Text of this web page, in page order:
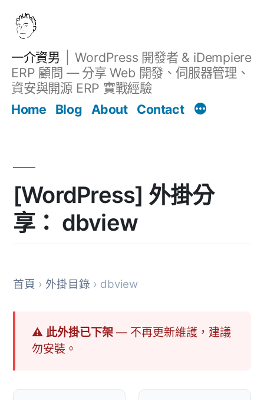
一介資男
WordPress 開發者 & iDempiere
ERP 顧問 — 分享 Web 開發、伺服器管理、
資安與開源 ERP 實戰經驗
Home
Blog About Contact
[WordPress] 外掛分
享： dbview
首頁 › 外掛目錄 › dbview
⚠ 此外掛已下架— 不再更新維護，建議
勿安裝。
文章